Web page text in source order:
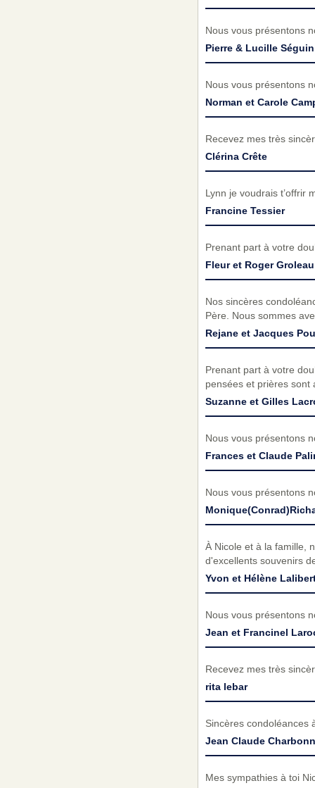
Nous vous présentons
Pierre & Lucille Séguin
Nous vous présentons
Norman et Carole
Recevez mes très
Clérina Crête
Lynn je voudrais t’offrir
Francine Tessier
Prenant part à votre
Fleur et Roger Groleau
Nos sincères
Père. Nous sommes
Rejane et Jacques
Prenant part à votre
pensées et prières sont
Suzanne et Gilles
Nous vous présentons
Frances et Claude
Nous vous présentons
À Nicole et à la famille,
d'excellents souvenirs
Yvon et Hélène
Nous vous présentons
Jean et Francinel
Recevez mes très
rita lebar
Sincères condoléances
Jean Claude
Mes sympathies à toi